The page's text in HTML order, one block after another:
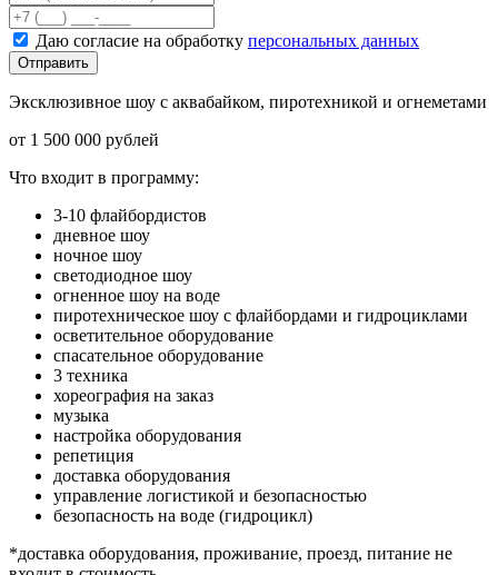
Даю согласие на обработку персональных данных
Отправить
Эксклюзивное шоу с аквабайком, пиротехникой и огнеметами
от 1 500 000 рублей
Что входит в программу:
3-10 флайбордистов
дневное шоу
ночное шоу
светодиодное шоу
огненное шоу на воде
пиротехническое шоу с флайбордами и гидроциклами
осветительное оборудование
спасательное оборудование
3 техника
хореография на заказ
музыка
настройка оборудования
репетиция
доставка оборудования
управление логистикой и безопасностью
безопасность на воде (гидроцикл)
*доставка оборудования, проживание, проезд, питание не